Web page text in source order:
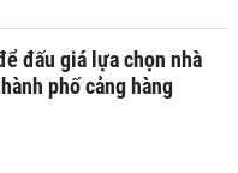
đấu giá lựa chọn nhà
phố cảng hàng